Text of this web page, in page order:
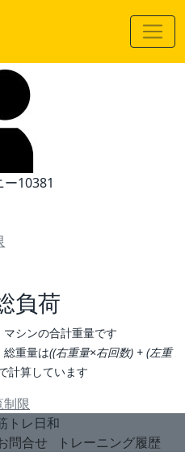
ー10381
負荷
シンの合計重量です
重量は((右重量×右回数) + (左重
計算しています
限
トレ日和
問合せ トレーニング履歴